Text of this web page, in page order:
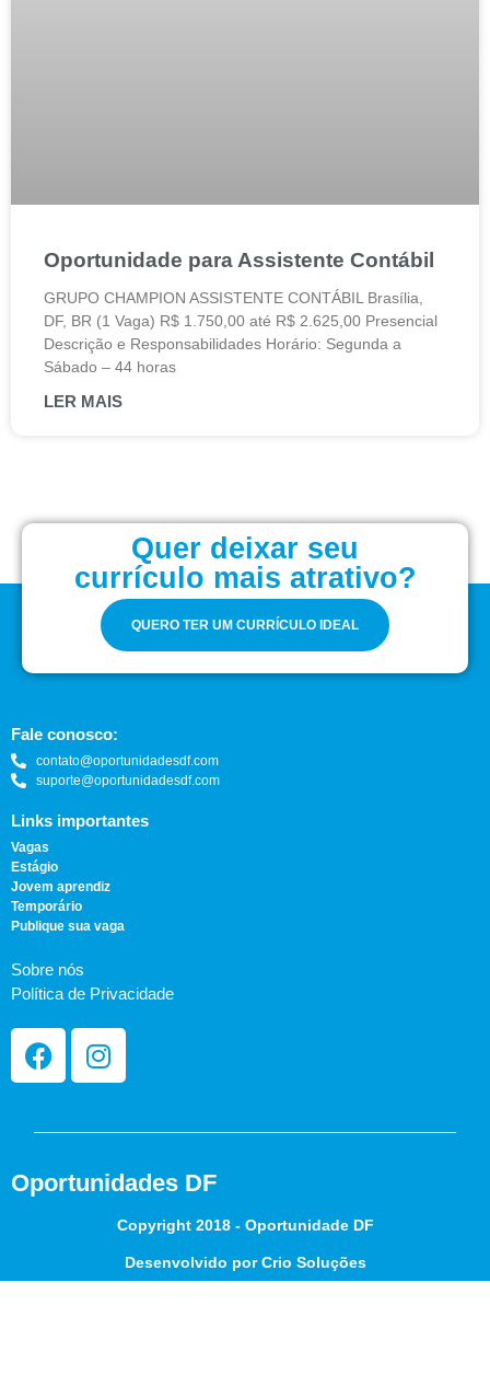
Oportunidade para Assistente Contábil
GRUPO CHAMPION ASSISTENTE CONTÁBIL Brasília,
DF, BR (1 Vaga) R$ 1.750,00 até R$ 2.625,00 Presencial
Descrição e Responsabilidades Horário: Segunda a
Sábado – 44 horas
LER MAIS
Quer deixar seu
currículo mais atrativo?
QUERO TER UM CURRÍCULO IDEAL
Fale conosco:
contato@oportunidadesdf.com
suporte@oportunidadesdf.com
Links importantes
Vagas
Estágio
Jovem aprendiz
Temporário
Publique sua vaga
Sobre nós
Política de Privacidade
Oportunidades DF
Copyright 2018 - Oportunidade DF
Desenvolvido por Crio Soluções